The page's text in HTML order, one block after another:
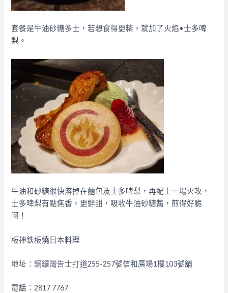
套餐是牛油砂糖多士，若想食得更精，就加了火焰•士多啤
梨。
牛油和砂糖很快溶掉在麵包及士多啤梨，再配上一場火攻，
士多啤梨有點焦香，更鮮甜，吸收牛油砂糖醬，煎得好脆
啊！
板神鉄板燒日本料理
地址：銅鑼灣告士打道255-257號信和廣場1樓103號舖
電話：2817 7767